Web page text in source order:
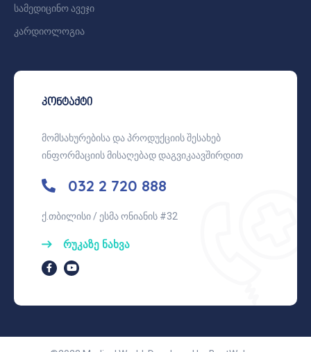
სამედიცინო ავეჯი
კარდიოლოგია
კონტაქტი
მომსახურებისა და პროდუქციის შესახებ
ინფორმაციის მისაღებად დაგვიკაავშირდით
032 2 720 888
ქ.თბილისი / ესმა ონიანის #32
რუკაზე ნახვა